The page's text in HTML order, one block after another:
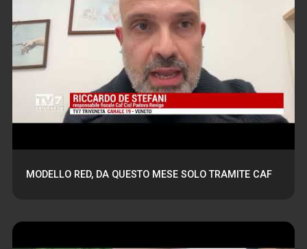
MODELLO RED, DA QUESTO MESE SOLO TRAMITE CAF